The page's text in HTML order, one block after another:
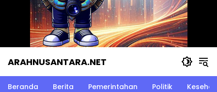
ARAHNUSANTARA.NET
Beranda Berita Pemerintahan Politik